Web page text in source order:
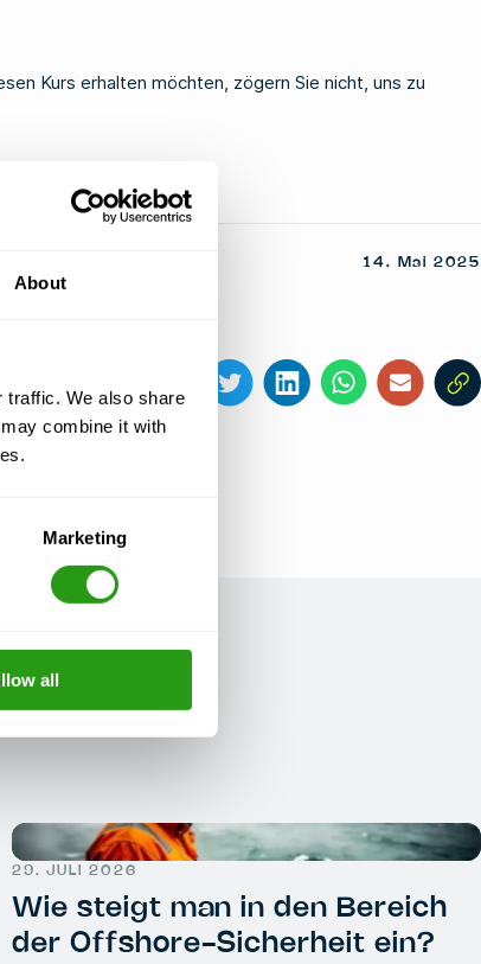
About
traffic. We also share
combine it with
Marketing
all
Kurs erhalten möchten, zögern Sie nicht, uns zu
14. Mai 2025
29. JULI 2026
Wie steigt man in den Bereich
der Offshore-Sicherheit ein?